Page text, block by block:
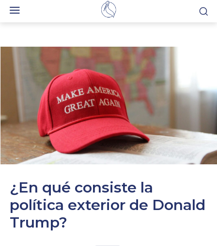
¿En qué consiste la
política exterior de Donald
Trump?